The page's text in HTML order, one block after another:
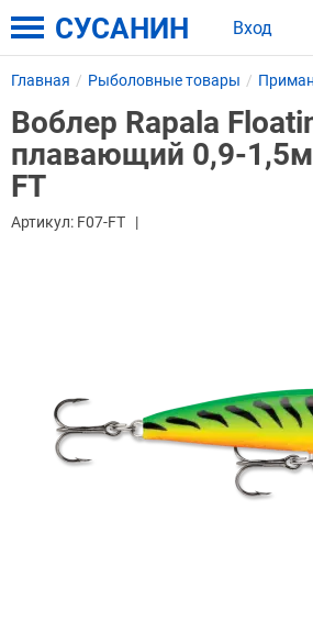
Вход
СУСАНИН
Главная Рыболовные товары
Воблер Rapala
плавающий 0,9-
FT
Артикул: F07-FT